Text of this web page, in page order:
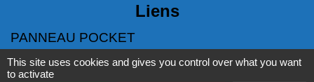
Liens
PANNEAU POCKET
NOS PARTENAIRES
This site uses cookies and gives you control over what you want
to activate